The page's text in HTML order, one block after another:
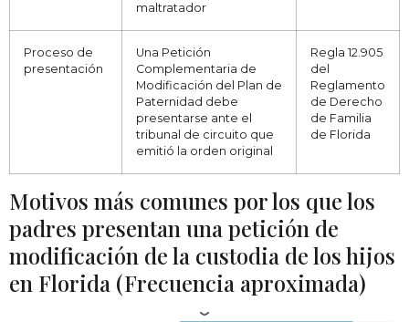
maltratador
Proceso de
presentación
Una Petición
Complementaria de
Modificación del Plan de
Paternidad debe
presentarse ante el
tribunal de circuito que
emitió la orden original
Regla 12.905
del
Reglamento
de Derecho
de Familia
de Florida
Motivos más comunes por los que los
padres presentan una petición de
modificación de la custodia de los hijos
en Florida (Frecuencia aproximada)